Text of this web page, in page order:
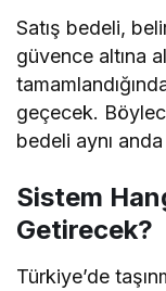
Satış bedeli,
güvence altına
geçecek.
bedeli aynı
Sistem
Getirecek?
Türkiye’de